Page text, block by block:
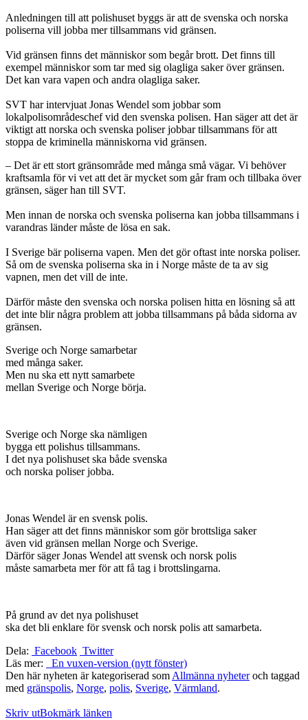
Anledningen till att polishuset byggs är att de svenska och norska
poliserna vill jobba mer tillsammans vid gränsen.
Vid gränsen finns det människor som begår brott. Det finns till
exempel människor som tar med sig olagliga saker över gränsen.
Det kan vara vapen och andra olagliga saker.
SVT har intervjuat Jonas Wendel som jobbar som
lokalpolisområdeschef vid den svenska polisen. Han säger att det är
viktigt att norska och svenska poliser jobbar tillsammans för att
stoppa de kriminella människorna vid gränsen.
– Det är ett stort gränsområde med många små vägar. Vi behöver
kraftsamla för vi vet att det är mycket som går fram och tillbaka över
gränsen, säger han till SVT.
Men innan de norska och svenska poliserna kan jobba tillsammans i
varandras länder måste de lösa en sak.
I Sverige bär poliserna vapen. Men det gör oftast inte norska poliser.
Så om de svenska poliserna ska in i Norge måste de ta av sig
vapnen, men det vill de inte.
Därför måste den svenska och norska polisen hitta en lösning så att
det inte blir några problem att jobba tillsammans på båda sidorna av
gränsen.
Sverige och Norge samarbetar
med många saker.
Men nu ska ett nytt samarbete
mellan Sverige och Norge börja.
Sverige och Norge ska nämligen
bygga ett polishus tillsammans.
I det nya polishuset ska både svenska
och norska poliser jobba.
Jonas Wendel är en svensk polis.
Han säger att det finns människor som gör brottsliga saker
även vid gränsen mellan Norge och Sverige.
Därför säger Jonas Wendel att svensk och norsk polis
måste samarbeta mer för att få tag i brottslingarna.
På grund av det nya polishuset
ska det bli enklare för svensk och norsk polis att samarbeta.
Dela: Facebook Twitter
Läs mer:
En vuxen-version (nytt fönster)
Den här nyheten är kategoriserad som Allmänna nyheteroch taggad
med gränspolis, Norge, polis, Sverige, Värmland.
Skriv utBokmärk länken